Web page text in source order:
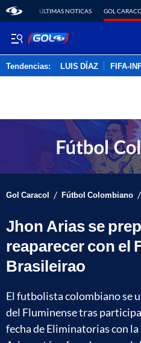
ÚLTIMAS NOTICAS GOL
Tendencias: LUIS DÍAZ FIFA-
Gol Caracol / Fútbol Colombiano /
Jhon Arias se
reaparecer con el
Brasileirao
El futbolista colombiano se
del Fluminense tras
fecha de Eliminatorias con